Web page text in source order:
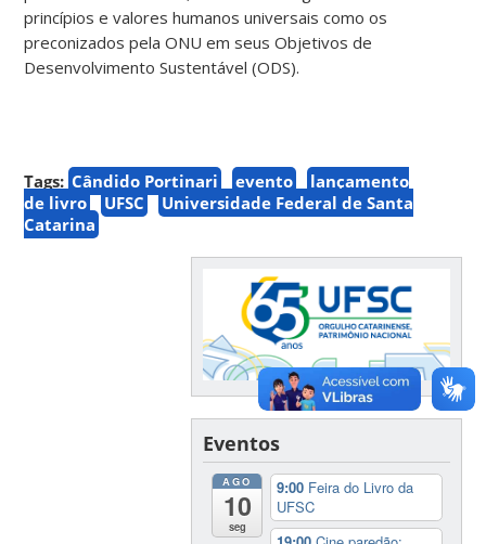
princípios e valores humanos universais como os
preconizados pela ONU em seus Objetivos de
Desenvolvimento Sustentável (ODS).
Tags: Cândido Portinari evento
lançamento
de livro
UFSC
Universidade Federal de Santa
Catarina
Eventos
AGO
10
seg
9:00 Feira do Livro da
UFSC